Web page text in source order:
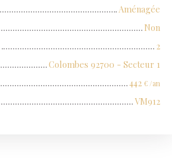
Aménagée
Non
2
Colombes 92700 - Secteur 1
442 € /an
VM912